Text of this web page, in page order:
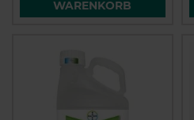
WARENKORB